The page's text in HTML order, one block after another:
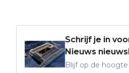
Schrijf je in
Nieuws
Blijf op de hoogte